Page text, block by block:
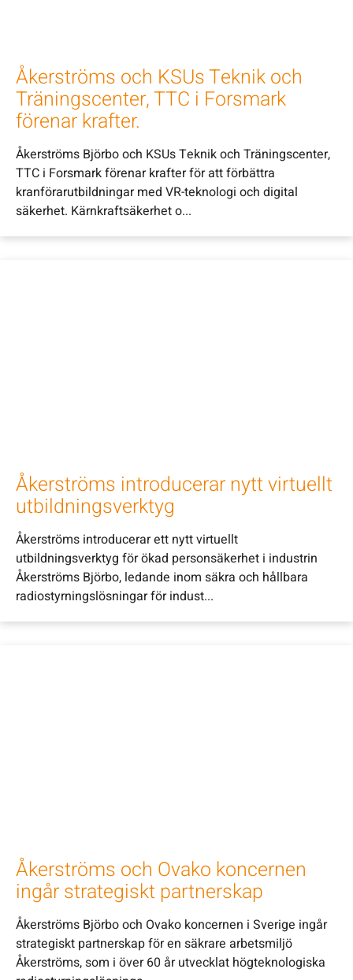
Åkerströms och KSUs Teknik och
Träningscenter, TTC i Forsmark
förenar krafter.
Åkerströms Björbo och KSUs Teknik och Träningscenter,
TTC i Forsmark förenar krafter för att förbättra
kranförarutbildningar med VR-teknologi och digital
säkerhet. Kärnkraftsäkerhet o...
Åkerströms introducerar nytt virtuellt
utbildningsverktyg
Åkerströms introducerar ett nytt virtuellt
utbildningsverktyg för ökad personsäkerhet i industrin
Åkerströms Björbo, ledande inom säkra och hållbara
radiostyrningslösningar för indust...
Åkerströms och Ovako koncernen
ingår strategiskt partnerskap
Åkerströms Björbo och Ovako koncernen i Sverige ingår
strategiskt partnerskap för en säkrare arbetsmiljö
Åkerströms, som i över 60 år utvecklat högteknologiska